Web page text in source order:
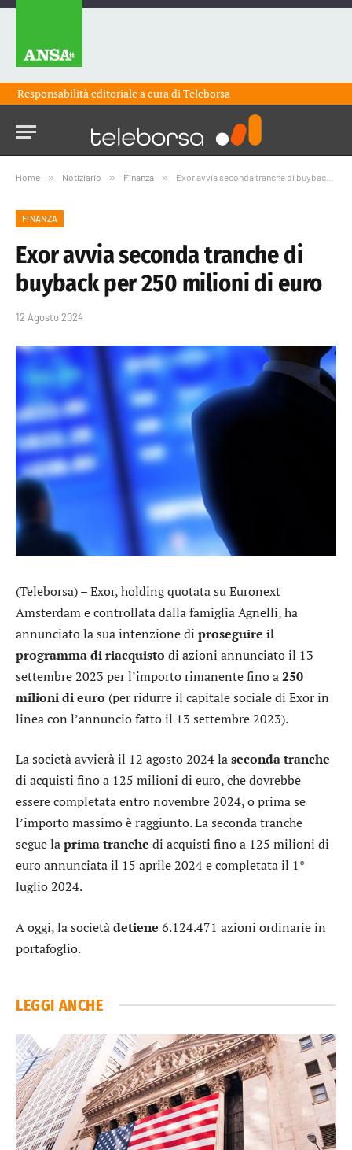
Responsabilità editoriale a cura diTeleborsa
Home » Notiziario » Finanza » Exor avvia seconda tranche di buyback per 250 milioni di euro
FINANZA
Exor avvia seconda tranche di
buyback per 250 milioni di euro
12 Agosto 2024
(Teleborsa) –Exor, holding quotata su Euronext
Amsterdam e controllata dalla famiglia Agnelli, ha
annunciato la sua intenzione di proseguire il
programma di riacquisto di azioni annunciato il 13
settembre 2023 per l’importo rimanente fino a250
milioni di euro (per ridurre il capitale sociale di Exor in
linea con l’annuncio fatto il 13 settembre 2023).
La società avvierà il 12 agosto 2024 laseconda tranche
di acquisti fino a 125 milioni di euro, che dovrebbe
essere completata entro novembre 2024, o prima se
l’importo massimo è raggiunto. La seconda tranche
segue laprima tranche di acquisti fino a 125 milioni di
euro annunciata il 15 aprile 2024 e completata il 1°
luglio 2024.
A oggi, la societàdetiene 6.124.471 azioni ordinarie in
portafoglio.
LEGGI ANCHE